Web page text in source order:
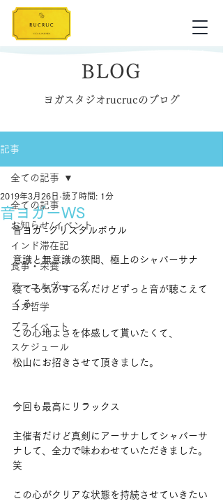
BLOG
ヨガスタジオrucrucのブログ
記事
全ての記事
お知らせ/イベント
インド滞在記
食事・栄養
アーユルヴェーダ
ヨガ哲学
プライベート
スケジュール
全ての記事
音ヨガーWS
2019年3月26日 読了時間: 1分
音ヨガ -クリスタルボウル
意識と無意識の狭間、極上のシャバーサナ
寝てる気がするんだけどずっと音が聴こえて
くる
この心地よさを体感して貰いたくて、
松山にお招きさせて頂きました。
今回も最高にリラックス
主催者だけど真剣にアーサナしてシャバーサ
ナして、全力で味わわせていただきました。
笑
この心がクリアな状態を持続させていきたい